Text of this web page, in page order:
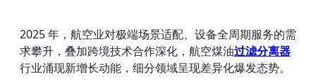
2025 年，航空业对极端场景适配、设备全周期服务的需
求攀升，叠加跨境技术合作深化，航空煤油过滤分离器
行业涌现新增长动能，细分领域呈现差异化爆发态势。